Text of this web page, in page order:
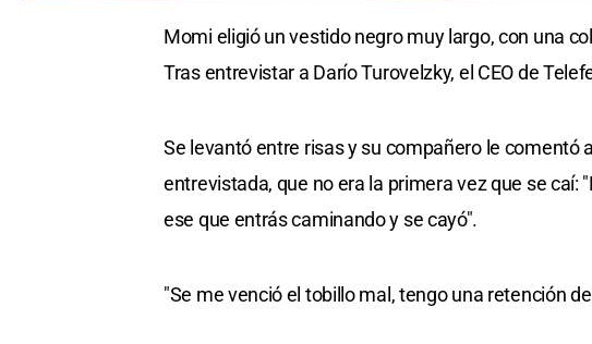
Momi eligió un vestido negro muy largo, con una
Tras entrevistar a Darío Turovelzky, el CEO de
Se levantó entre risas y su compañero le comentó
entrevistada, que no era la primera vez que se caí:
ese que entrás caminando y se cayó".
"Se me venció el tobillo mal, tengo una retención